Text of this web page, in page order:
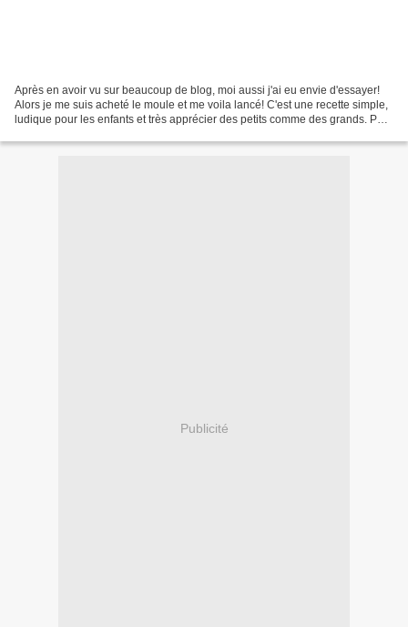
Après en avoir vu sur beaucoup de blog, moi aussi j'ai eu envie d'essayer!
Alors je me suis acheté le moule et me voila lancé! C'est une recette simple,
ludique pour les enfants et très apprécier des petits comme des grands. Pour
Publicité